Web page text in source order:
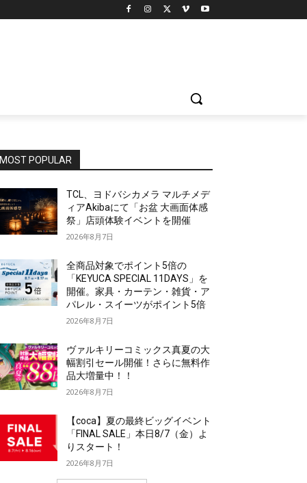
MOST POPULAR
TCL、ヨドバシカメラ マルチメデ
ィアAkibaにて「お盆 大画面体感
祭」店頭体験イベントを開催
2026年8月7日
全商品対象でポイント5倍の
「KEYUCA SPECIAL 11DAYS」を
開催。家具・カーテン・雑貨・ア
パレル・スイーツがポイント5倍
2026年8月7日
ヴァルキリーコミックス真夏の大
幅割引セール開催！さらに無料作
品大増量中！！
2026年8月7日
【coca】夏の最終ビッグイベント
「FINAL SALE」本日8/7（金）よ
りスタート！
2026年8月7日